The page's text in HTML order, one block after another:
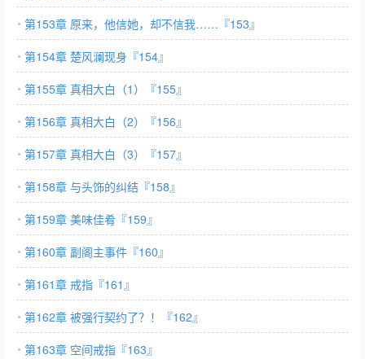
第153章 原来，他信她，却不信我……『153』
第154章 楚风澜现身『154』
第155章 真相大白（1）『155』
第156章 真相大白（2）『156』
第157章 真相大白（3）『157』
第158章 与头饰的纠结『158』
第159章 美味佳肴『159』
第160章 副阁主事件『160』
第161章 戒指『161』
第162章 被强行契约了？！『162』
第163章 空间戒指『163』